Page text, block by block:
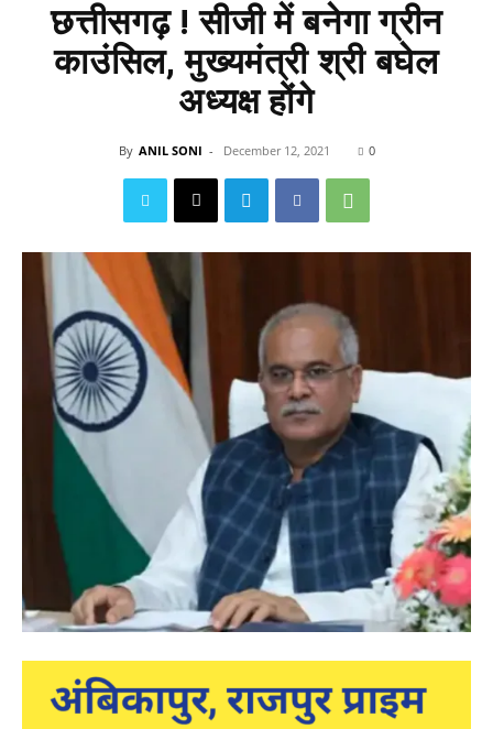
छत्तीसगढ़ ! सीजी में बनेगा ग्रीन
काउंसिल, मुख्यमंत्री श्री बघेल
अध्यक्ष होंगे
By ANIL SONI - December 12, 2021 0